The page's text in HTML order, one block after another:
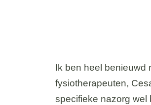
Ik ben heel benieuwd
fysiotherapeuten,
specifieke nazorg wel